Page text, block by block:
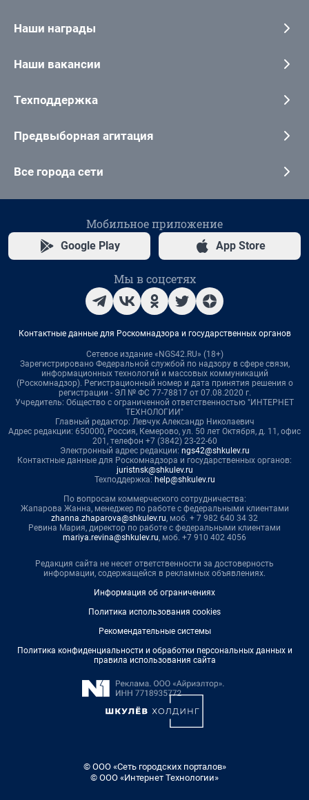
Наши награды
Наши вакансии
Техподдержка
Предвыборная агитация
Все города сети
Мобильное приложение
Google Play App Store
Мы в соцсетях
Контактные данные для Роскомнадзора и государственных органов
Сетевое издание «NGS42.RU» (18+)
Зарегистрировано Федеральной службой по надзору в сфере связи,
информационных технологий и массовых коммуникаций
(Роскомнадзор). Регистрационный номер и дата принятия решения о
регистрации - ЭЛ № ФС 77-78817 от 07.08.2020 г.
Учредитель: Общество с ограниченной ответственностью "ИНТЕРНЕТ
ТЕХНОЛОГИИ"
Главный редактор: Левчук Александр Николаевич
Адрес редакции: 650000, Россия, Кемерово, ул. 50 лет Октября, д. 11, офис
201, телефон +7 (3842) 23-22-60
Электронный адрес редакции: ngs42@shkulev.ru
Контактные данные для Роскомнадзора и государственных органов:
juristnsk@shkulev.ru
Техподдержка: help@shkulev.ru
По вопросам коммерческого сотрудничества:
Жапарова Жанна, менеджер по работе с федеральными клиентами
zhanna.zhaparova@shkulev.ru, моб. + 7 982 640 34 32
Ревина Мария, директор по работе с федеральными клиентами
mariya.revina@shkulev.ru, моб. +7 910 402 4056
Редакция сайта не несет ответственности за достоверность
информации, содержащейся в рекламных объявлениях.
Информация об ограничениях
Политика использования cookies
Рекомендательные системы
Политика конфиденциальности и обработки персональных данных и
правила использования сайта
© ООО «Сеть городских порталов»
© ООО «Интернет Технологии»